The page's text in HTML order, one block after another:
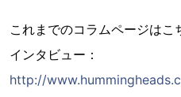
これまでのコラムページはこ
インタビュー：
http://